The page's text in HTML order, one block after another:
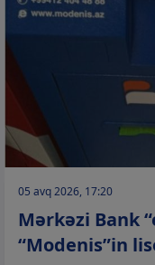
05 avq 2026, 17:20
Mərkəzi Bank
“Modenis”in